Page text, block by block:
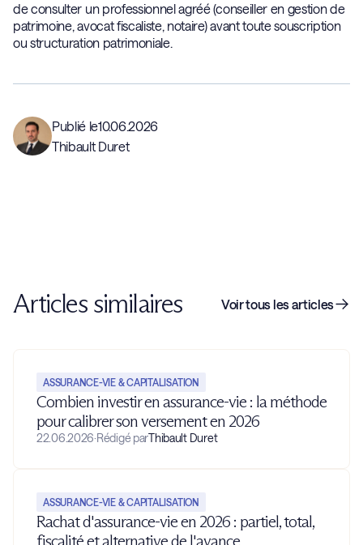
de consulter un professionnel agréé (conseiller en gestion de
patrimoine, avocat fiscaliste, notaire) avant toute souscription
ou structuration patrimoniale.
Publié le10.06.2026
Thibault Duret
Articles similaires Voir tous les articles
ASSURANCE-VIE & CAPITALISATION
Combien investir en assurance-vie : la méthode
pour calibrer son versement en 2026
22.06.2026·Rédigé parThibault Duret
ASSURANCE-VIE & CAPITALISATION
Rachat d'assurance-vie en 2026 : partiel, total,
fiscalité et alternative de l'avance